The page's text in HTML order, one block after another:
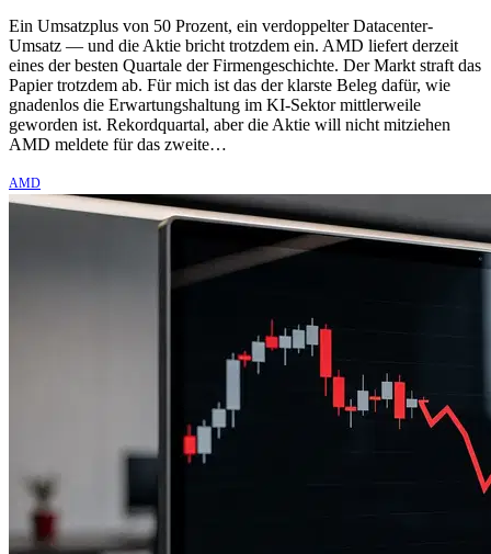
Ein Umsatzplus von 50 Prozent, ein verdoppelter Datacenter-
Umsatz — und die Aktie bricht trotzdem ein. AMD liefert derzeit
eines der besten Quartale der Firmengeschichte. Der Markt straft das
Papier trotzdem ab. Für mich ist das der klarste Beleg dafür, wie
gnadenlos die Erwartungshaltung im KI-Sektor mittlerweile
geworden ist. Rekordquartal, aber die Aktie will nicht mitziehen
AMD meldete für das zweite…
AMD